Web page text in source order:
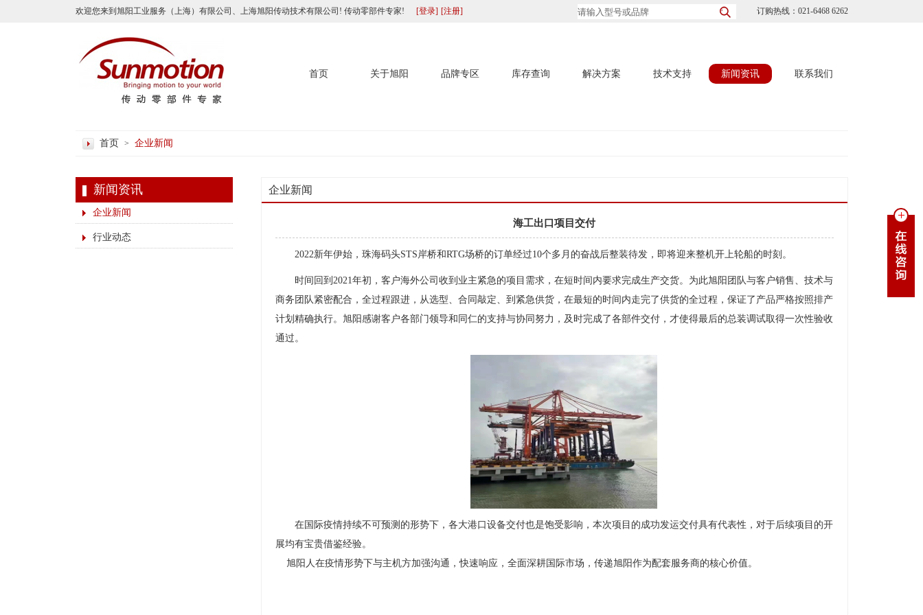
欢迎您来到旭阳工业服务（上海）有限公司、上海旭阳传动技术有限公司! 传动零部件专家! [登录] [注册] 订购热线：021-6468 6262
首页 关于旭阳 品牌专区 库存查询 解决方案 技术支持 新闻资讯 联系我们
首页 > 企业新闻
新闻资讯
企业新闻
行业动态
企业新闻
海工出口项目交付
2022新年伊始，珠海码头STS岸桥和RTG场桥的订单经过10个多月的奋战后整装待发，即将迎来整机开上轮船的时刻。
时间回到2021年初，客户海外公司收到业主紧急的项目需求，在短时间内要求完成生产交货。为此旭阳团队与客户销售、技术与
商务团队紧密配合，全过程跟进，从选型、合同敲定、到紧急供货，在最短的时间内走完了供货的全过程，保证了产品严格按照排产
计划精确执行。旭阳感谢客户各部门领导和同仁的支持与协同努力，及时完成了各部件交付，才使得最后的总装调试取得一次性验收
通过。
在国际疫情持续不可预测的形势下，各大港口设备交付也是饱受影响，本次项目的成功发运交付具有代表性，对于后续项目的开
展均有宝贵借鉴经验。
旭阳人在疫情形势下与主机方加强沟通，快速响应，全面深耕国际市场，传递旭阳作为配套服务商的核心价值。